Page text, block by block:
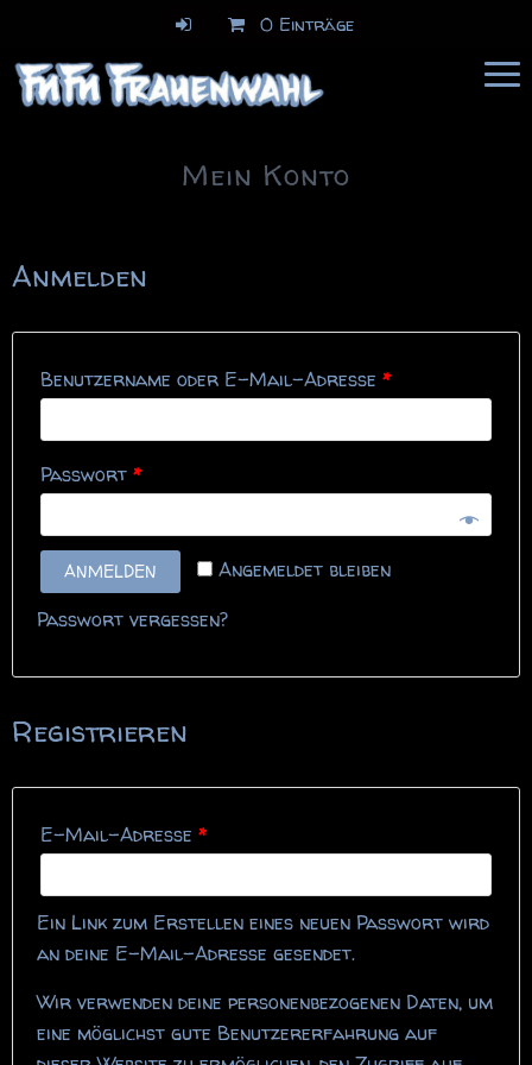
0 Einträge
Mein Konto
Anmelden
Benutzername oder E-Mail-Adresse *
Passwort *
Angemeldet bleiben
ANMELDEN
Passwort vergessen?
Registrieren
E-Mail-Adresse *
Ein Link zum Erstellen eines neuen Passwort wird
an deine E-Mail-Adresse gesendet.
Wir verwenden deine personenbezogenen Daten, um
eine möglichst gute Benutzererfahrung auf